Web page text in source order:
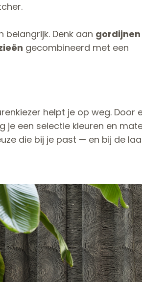
Denk aan gordijnen
gecombineerd met een
helpt je op weg. Door
je een selectie kleuren en
die bij je past — en bij de